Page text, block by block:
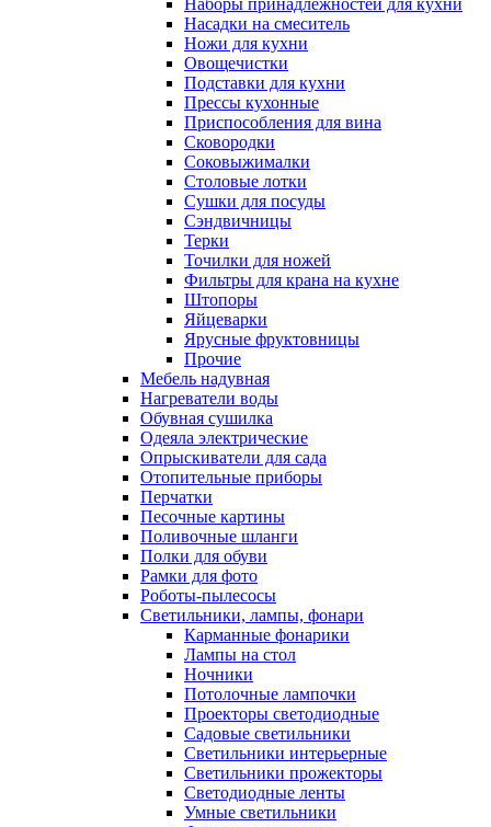
Наборы принадлежностей для кухни
Насадки на смеситель
Ножи для кухни
Овощечистки
Подставки для кухни
Прессы кухонные
Приспособления для вина
Сковородки
Соковыжималки
Столовые лотки
Сушки для посуды
Сэндвичницы
Терки
Точилки для ножей
Фильтры для крана на кухне
Штопоры
Яйцеварки
Ярусные фруктовницы
Прочие
Мебель надувная
Нагреватели воды
Обувная сушилка
Одеяла электрические
Опрыскиватели для сада
Отопительные приборы
Перчатки
Песочные картины
Поливочные шланги
Полки для обуви
Рамки для фото
Роботы-пылесосы
Светильники, лампы, фонари
Карманные фонарики
Лампы на стол
Ночники
Потолочные лампочки
Проекторы светодиодные
Садовые светильники
Светильники интерьерные
Светильники прожекторы
Светодиодные ленты
Умные светильники